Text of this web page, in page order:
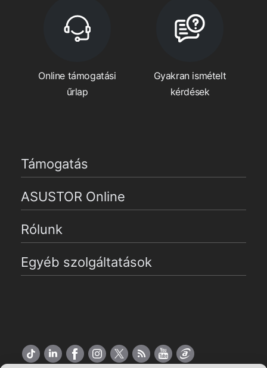
Online támogatási
űrlap
Gyakran ismételt
kérdések
Támogatás
ASUSTOR Online
Rólunk
Egyéb szolgáltatások